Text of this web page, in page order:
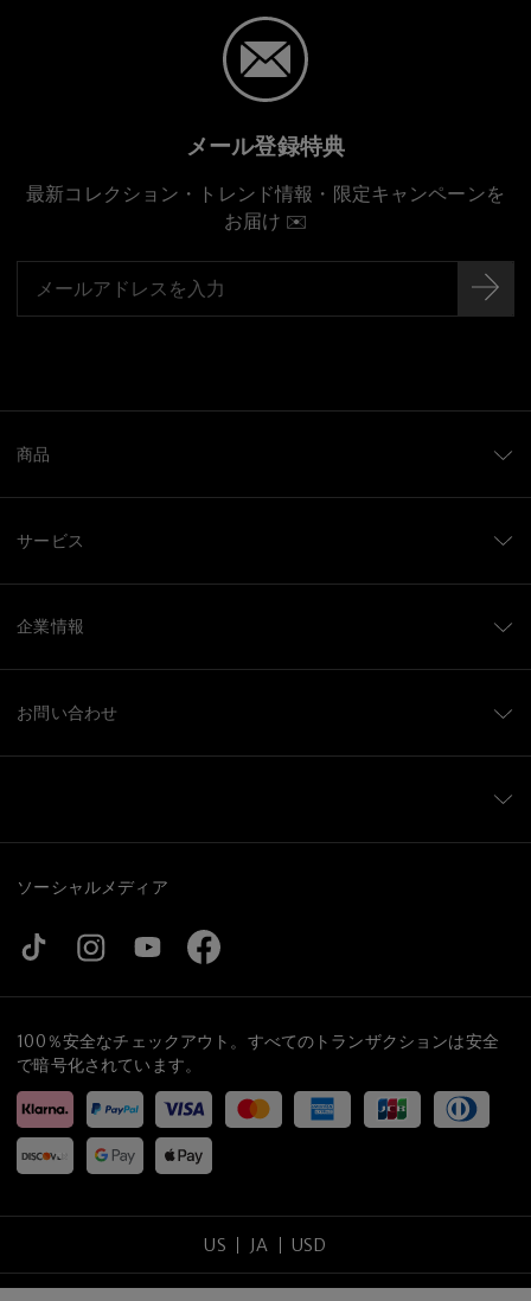
メール登録特典
最新コレクション・トレンド情報・限定キャンペーンを
お届け ✉️
商品
サービス
企業情報
お問い合わせ
ソーシャルメディア
100％安全なチェックアウト。すべてのトランザクションは安全
で暗号化されています。
US JA USD